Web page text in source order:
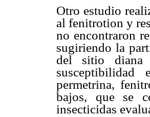
Otro estudio
al fenitrotion y
no encontraron
sugiriendo la
del sitio diana
permetrina,
bajos, que se
insecticidas